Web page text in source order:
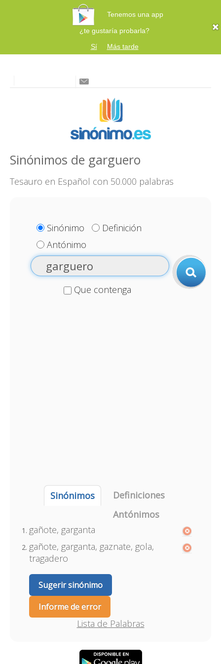
Tenemos una app
¿te gustaría probarla?
Sí
Más tarde
Sinónimos de garguero
Tesauro en Español con 50.000 palabras
Sinónimo
Definición
Antónimo
Que contenga
Sinónimos
Definiciones
Antónimos
gañote, garganta
gañote, garganta, gaznate, gola,
tragadero
Sugerir sinónimo
Informe de error
Lista de Palabras